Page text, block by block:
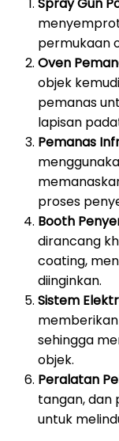
permukaan
Oven
objek
pemanas
lapisan
Pemanas
proses
Booth
dirancang
coating,
diinginkan.
Sistem
sehingga
objek.
Peralatan
tangan, dan
untuk